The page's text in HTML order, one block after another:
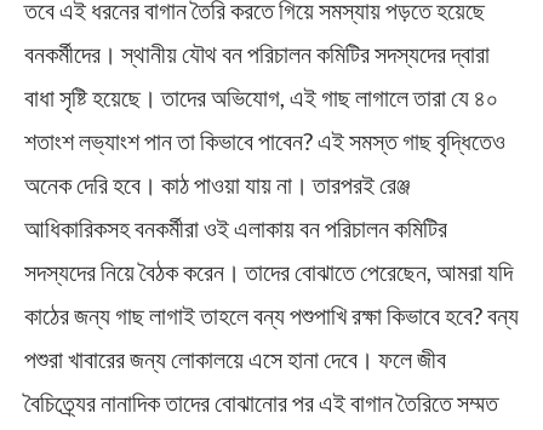
তবে এই ধরনের বাগান তৈরি করতে গিয়ে সমস্যায় পড়তে হয়েছে
বনকর্মীদের। স্থানীয় যৌথ বন পরিচালন কমিটির সদস্যদের দ্বারা
বাধা সৃষ্টি হয়েছে। তাদের অভিযোগ, এই গাছ লাগালে তারা যে ৪০
শতাংশ লভ্যাংশ পান তা কিভাবে পাবেন? এই সমস্ত গাছ বৃদ্ধিতেও
অনেক দেরি হবে। কাঠ পাওয়া যায় না। তারপরই রেঞ্জ
আধিকারিকসহ বনকর্মীরা ওই এলাকায় বন পরিচালন কমিটির
সদস্যদের নিয়ে বৈঠক করেন। তাদের বোঝাতে পেরেছেন, আমরা যদি
কাঠের জন্য গাছ লাগাই তাহলে বন্য পশুপাখি রক্ষা কিভাবে হবে? বন্য
পশুরা খাবারের জন্য লোকালয়ে এসে হানা দেবে। ফলে জীব
বৈচিত্র্যের নানাদিক তাদের বোঝানোর পর এই বাগান তৈরিতে সম্মত